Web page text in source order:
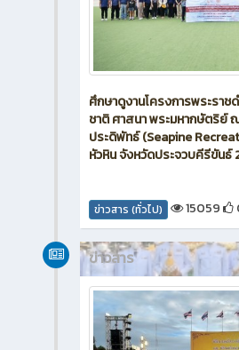
ศึกษาดูงานโครงการพระรา
ชาติ ศาสนา พระมหากษัตริย์
ประดิพัทธ์ (Seapine
หัวหิน จังหวัดประจวบคีรีขันธ์
ข่าวสาร (ทั่วไป) 15059
ข่าวสาร